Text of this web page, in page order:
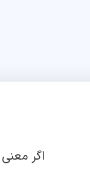
اگر